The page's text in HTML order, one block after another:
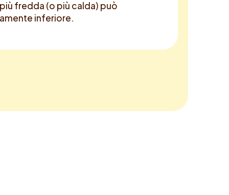
fredda (o più calda) può
inferiore.